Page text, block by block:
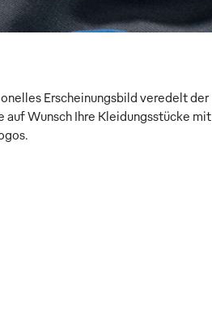
Erscheinungsbild veredelt der
Wunsch Ihre Kleidungsstücke mit